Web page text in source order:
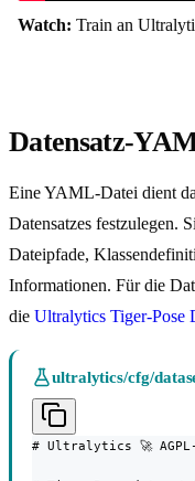
Watch: Train an
Datensatz-
Eine YAML-Datei dient
Datensatzes festzulegen.
Dateipfade,
Informationen. Für die
die Ultralytics Tiger-Pose
ultralytics/cfg/
# Ultralytics 🚀